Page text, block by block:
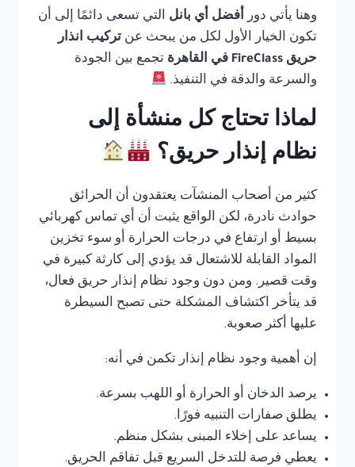
وهنا يأتي دور أفضل أي بانل التي تسعى دائمًا إلى أن
تكون الخيار الأول لكل من يبحث عن تركيب انذار
حريق FireClass في القاهرة
تجمع بين الجودة
والسرعة والدقة في التنفيذ.
لماذا تحتاج كل منشأة إلى
نظام إنذار حريق؟
كثير من أصحاب المنشآت يعتقدون أن الحرائق
حوادث نادرة، لكن الواقع يثبت أن أي تماس كهربائي
بسيط أو ارتفاع في درجات الحرارة أو سوء تخزين
المواد القابلة للاشتعال قد يؤدي إلى كارثة كبيرة في
وقت قصير. ومن دون وجود نظام إنذار حريق فعال،
قد يتأخر اكتشاف المشكلة حتى تصبح السيطرة
عليها أكثر صعوبة.
إن أهمية وجود نظام إنذار تكمن في أنه:
يرصد الدخان أو الحرارة أو اللهب بسرعة.
يطلق صفارات التنبيه فورًا.
يساعد على إخلاء المبنى بشكل منظم.
يعطي فرصة للتدخل السريع قبل تفاقم الحريق.